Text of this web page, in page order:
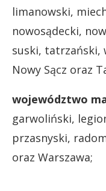
limanowski,
nowosądecki,
suski, tatrzański,
Nowy Sącz oraz
województwo
garwoliński,
przasnyski,
oraz Warszawa;